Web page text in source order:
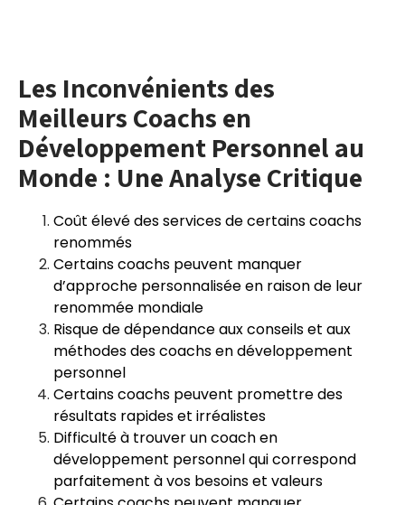
Les Inconvénients des
Meilleurs Coachs en
Développement Personnel au
Monde : Une Analyse Critique
Coût élevé des services de certains coachs
renommés
Certains coachs peuvent manquer
d’approche personnalisée en raison de leur
renommée mondiale
Risque de dépendance aux conseils et aux
méthodes des coachs en développement
personnel
Certains coachs peuvent promettre des
résultats rapides et irréalistes
Difficulté à trouver un coach en
développement personnel qui correspond
parfaitement à vos besoins et valeurs